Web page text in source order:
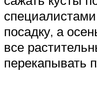
посадку, а
все
перекапывать